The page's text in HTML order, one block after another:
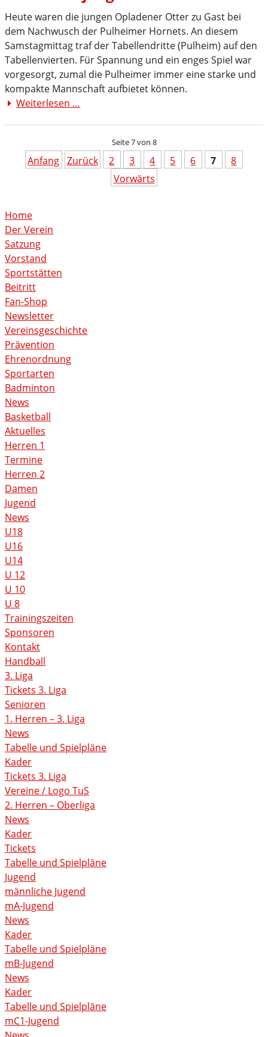
Cup
Heute waren die jungen Opladener Otter zu Gast bei
dem Nachwusch der Pulheimer Hornets. An diesem
Samstagmittag traf der Tabellendritte (Pulheim) auf den
Tabellenvierten. Für Spannung und ein enges Spiel war
vorgesorgt, zumal die Pulheimer immer eine starke und
kompakte Mannschaft aufbietet können.
Weiterlesen …
Seite 7 von 8
Anfang Zurück 2 3 4 5 6 7
8
Vorwärts
Home
Der Verein
Satzung
Vorstand
Sportstätten
Beitritt
Fan-Shop
Newsletter
Vereinsgeschichte
Prävention
Ehrenordnung
Sportarten
Badminton
News
Basketball
Aktuelles
Herren 1
Termine
Herren 2
Damen
Jugend
News
U18
U16
U14
U 12
U 10
U 8
Trainingszeiten
Sponsoren
Kontakt
Handball
3. Liga
Tickets 3. Liga
Senioren
1. Herren – 3. Liga
News
Tabelle und Spielpläne
Kader
Tickets 3. Liga
Vereine / Logo TuS
2. Herren – Oberliga
News
Kader
Tickets
Tabelle und Spielpläne
Jugend
männliche Jugend
mA-Jugend
News
Kader
Tabelle und Spielpläne
mB-Jugend
News
Kader
Tabelle und Spielpläne
mC1-Jugend